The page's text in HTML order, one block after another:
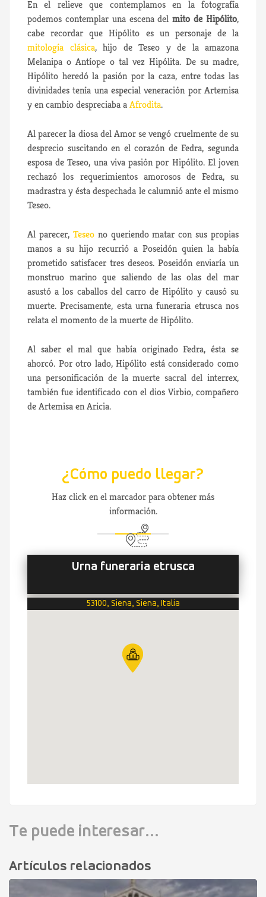
En el relieve que contemplamos en la fotografía
podemos contemplar una escena delmito de Hipólito,
cabe recordar que Hipólito es un personaje de la
mitología clásica, hijo de Teseo y de la amazona
Melanipa o Antíope o tal vez Hipólita. De su madre,
Hipólito heredó la pasión por la caza, entre todas las
divinidades tenía una especial veneración por Artemisa
y en cambio despreciaba aAfrodita.
Al parecer la diosa del Amor se vengó cruelmente de su
desprecio suscitando en el corazón de Fedra, segunda
esposa de Teseo, una viva pasión por Hipólito. El joven
rechazó los requerimientos amorosos de Fedra, su
madrastra y ésta despechada le calumnió ante el mismo
Teseo.
Al parecer, Teseono queriendo matar con sus propias
manos a su hijo recurrió a Poseidón quien la había
prometido satisfacer tres deseos. Poseidón enviaría un
monstruo marino que saliendo de las olas del mar
asustó a los caballos del carro de Hipólito y causó su
muerte. Precisamente, esta urna funeraria etrusca nos
relata el momento de la muerte de Hipólito.
Al saber el mal que había originado Fedra, ésta se
ahorcó. Por otro lado, Hipólito está considerado como
una personificación de la muerte sacral del interrex,
también fue identificado con el dios Virbio, compañero
de Artemisa en Aricia.
¿Cómo puedo llegar?
Haz click en el marcador para obtener más
información.
Urna funeraria etrusca
53100, Siena, Siena, Italia
Te puede interesar...
Artículos relacionados